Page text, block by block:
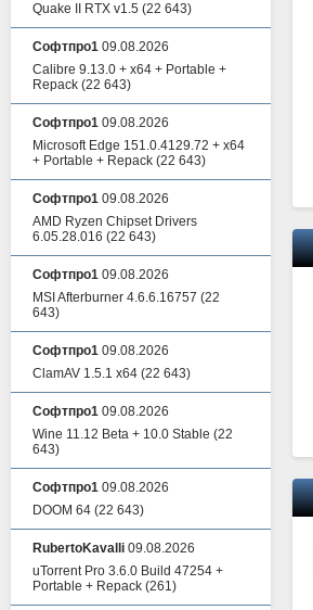
Quake II RTX v1.5 (22 643)
Софтпро1 09.08.2026
Calibre 9.13.0 + x64 + Portable +
Repack (22 643)
Софтпро1 09.08.2026
Microsoft Edge 151.0.4129.72 + x64
+ Portable + Repack (22 643)
Софтпро1 09.08.2026
AMD Ryzen Chipset Drivers
6.05.28.016 (22 643)
Софтпро1 09.08.2026
MSI Afterburner 4.6.6.16757 (22
643)
Софтпро1 09.08.2026
ClamAV 1.5.1 x64 (22 643)
Софтпро1 09.08.2026
Wine 11.12 Beta + 10.0 Stable (22
643)
Софтпро1 09.08.2026
DOOM 64 (22 643)
RubertoKavalli 09.08.2026
uTorrent Pro 3.6.0 Build 47254 +
Portable + Repack (261)